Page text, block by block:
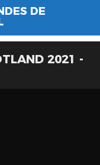
DE
2021 -